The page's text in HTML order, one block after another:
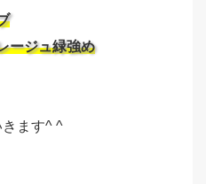
ージュ緑強め
きます^ ^